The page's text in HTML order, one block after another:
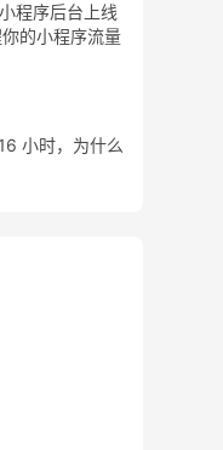
程序后台上线
的小程序流量
小时，为什么